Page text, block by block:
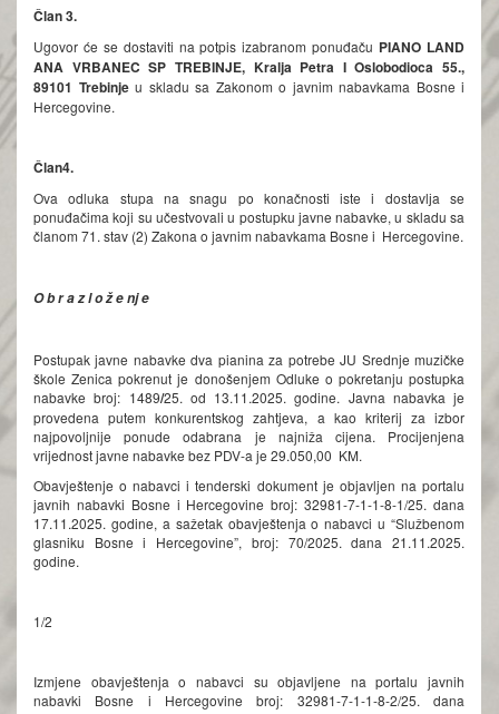
Član 3.
Ugovor će se dostaviti na potpis izabranom ponuđaču PIANO LAND
ANA VRBANEC SP TREBINJE, Kralja Petra I Oslobodioca 55.,
89101 Trebinjeu skladu sa Zakonom o javnim nabavkama Bosne i
Hercegovine.
Član4.
Ova odluka stupa na snagu po konačnosti iste i dostavlјa se
ponuđačima koji su učestvovali u postupku javne nabavke, u skladu sa
članom 71. stav (2) Zakona o javnim nabavkama Bosne i Hercegovine.
O b r a z l o ž e nj e
Postupak javne nabavke dva pianina za potrebe JU Srednje muzičke
škole Zenica pokrenut je donošenjem Odluke o pokretanju postupka
nabavke broj: 1489/25. od 13.11.2025. godine. Javna nabavka je
provedena putem konkurentskog zahtjeva, a kao kriterij za izbor
najpovoljnije ponude odabrana je najniža cijena. Procijenjena
vrijednost javne nabavke bez PDV-a je 29.050,00 KM.
Obavještenje o nabavci i tenderski dokument je objavljen na portalu
javnih nabavki Bosne i Hercegovine broj: 32981-7-1-1-8-1/25. dana
17.11.2025. godine, a sažetak obavještenja o nabavci u “Službenom
glasniku Bosne i Hercegovine”, broj: 70/2025. dana 21.11.2025.
godine.
1/2
Izmjene obavještenja o nabavci su objavljene na portalu javnih
nabavki Bosne i Hercegovine broj: 32981-7-1-1-8-2/25. dana